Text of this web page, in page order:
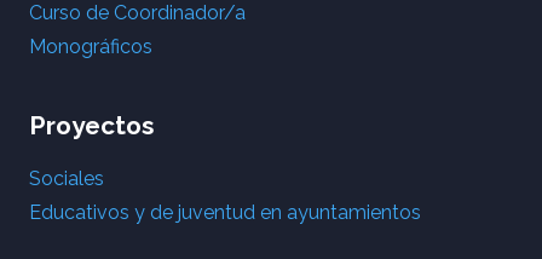
Curso de Coordinador/a
Monográficos
Proyectos
Sociales
Educativos y de juventud en ayuntamientos